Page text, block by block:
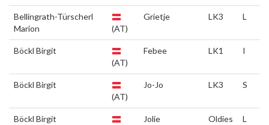
Bellingrath-Türscherl
Marion
(AT)
Grietje LK3 L
Böckl Birgit
(AT)
Febee LK1 I
Böckl Birgit
(AT)
Jo-Jo LK3 S
Böckl Birgit
Jolie Oldies L